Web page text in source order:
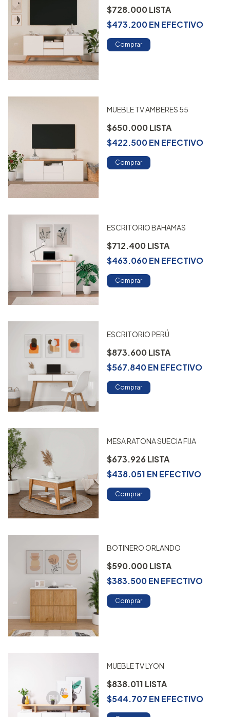
$728.000
$473.200ENEFECTIVO
Comprar
MUEBLE TV AMBERES 55
$650.000
$422.500ENEFECTIVO
Comprar
ESCRITORIO BAHAMAS
$712.400
$463.060ENEFECTIVO
Comprar
ESCRITORIO PERÚ
$873.600
$567.840ENEFECTIVO
Comprar
MESA RATONA SUECIA FIJA
$673.926
$438.051 ENEFECTIVO
Comprar
BOTINERO ORLANDO
$590.000
$383.500ENEFECTIVO
Comprar
MUEBLE TV LYON
$838.011
$544.707 ENEFECTIVO